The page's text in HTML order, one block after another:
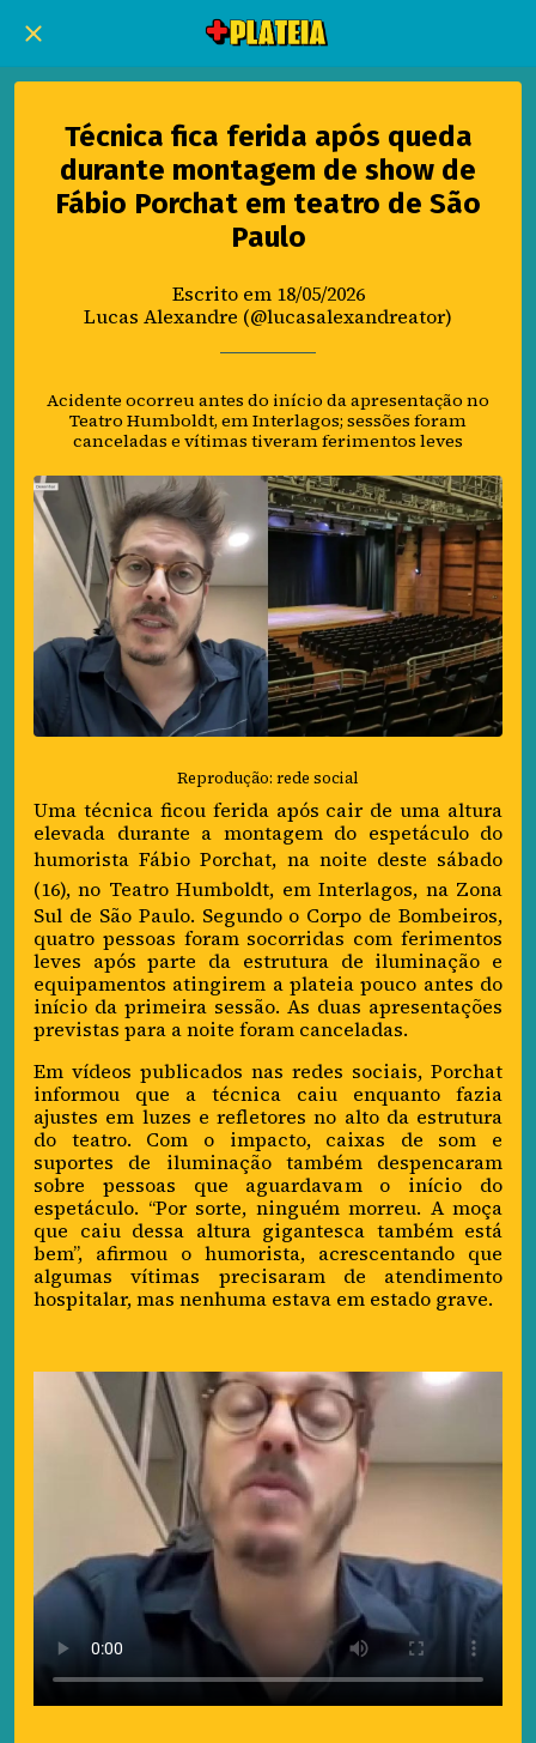
Técnica fica ferida após queda
durante montagem de show de
Fábio Porchat em teatro de São
Paulo
Escrito em 18/05/2026
Lucas Alexandre (@lucasalexandreator)
Acidente ocorreu antes do início da apresentação no
Teatro Humboldt, em Interlagos; sessões foram
canceladas e vítimas tiveram ferimentos leves
Reprodução: rede social
Uma técnica ficou ferida após cair de uma altura
elevada durante a montagem do espetáculo do
humoristaFábio Porchat, na noite deste sábado
(16), no Teatro Humboldt, em Interlagos, na Zona
Sul de São Paulo. Segundo o Corpo de Bombeiros,
quatro pessoas foram socorridas com ferimentos
leves após parte da estrutura de iluminação e
equipamentos atingirem a plateia pouco antes do
início da primeira sessão. As duas apresentações
previstas para a noite foram canceladas.
Em vídeos publicados nas redes sociais, Porchat
informou que a técnica caiu enquanto fazia
ajustes em luzes e refletores no alto da estrutura
do teatro. Com o impacto, caixas de som e
suportes de iluminação também despencaram
sobre pessoas que aguardavam o início do
espetáculo. “Por sorte, ninguém morreu. A moça
que caiu dessa altura gigantesca também está
bem”, afirmou o humorista, acrescentando que
algumas vítimas precisaram de atendimento
hospitalar, mas nenhuma estava em estado grave.